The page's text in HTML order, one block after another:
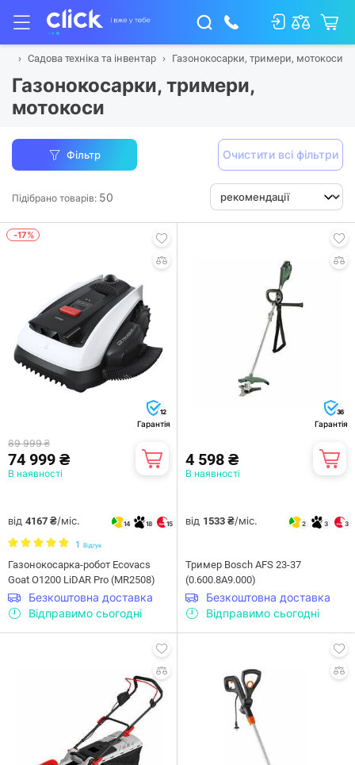
Садова техніка та інвентар Газонокосарки, тримери, мотокоси
Газонокосарки, тримери,
мотокоси
Фільтр Очистити всі фільтри
Підібрано товарів: 50
-17%
12
Гарантія
89 999 ₴
74 999 ₴
В наявності
від 4167 ₴/міс. 14 18 15
1 Відгук
Газонокосарка-робот Ecovacs
Goat O1200 LiDAR Pro (MR2508)
Безкоштовна доставка
Відправимо сьогодні
36
Гарантія
4 598 ₴
В наявності
від 1533 ₴/міс. 2 3 3
Тример Bosch AFS 23-37
(0.600.8A9.000)
Безкоштовна доставка
Відправимо сьогодні